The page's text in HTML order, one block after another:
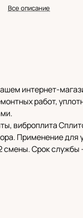
Все описание
интернет-
работ,
виброплита
Применение
Срок